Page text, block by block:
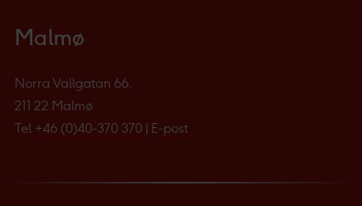
om deg til ulike formål. Ved å klikke på «Godta» gir du ditt
Du kan lese mer om hvordan vi benytter cookies og
annen data og hvordan vi samler inn og behandler
personopplysninger i vår personvernerklæring
Vi og våre underleverandører behandler innsamlet
Malmø
Norra Vallgatan 66,
211 22 Malmø
Tel +46 (0)40-370 370 | E-post